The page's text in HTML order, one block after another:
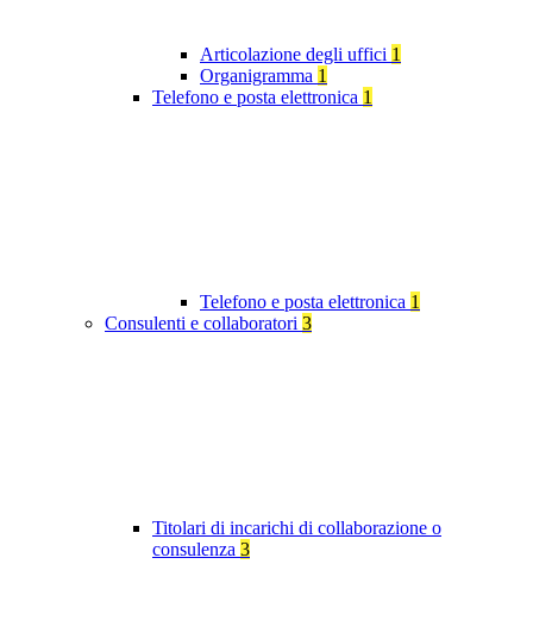
Articolazione degli uffici 1
Organigramma 1
Telefono e posta elettronica 1
Telefono e posta elettronica 1
Consulenti e collaboratori 3
Titolari di incarichi di collaborazione o
consulenza 3